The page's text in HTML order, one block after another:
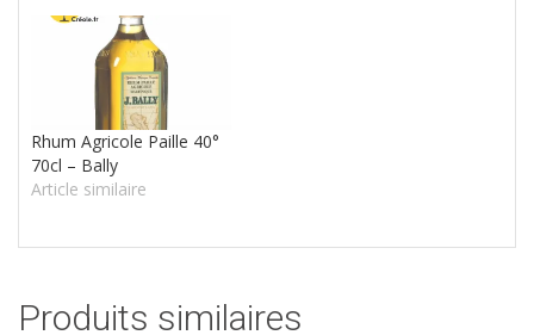
Rhum Agricole Paille 40°
70cl – Bally
Article similaire
Produits similaires